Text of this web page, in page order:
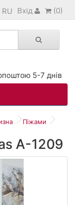
(0)
Вхід
RU
5-7 днів
Піжами
A-1209